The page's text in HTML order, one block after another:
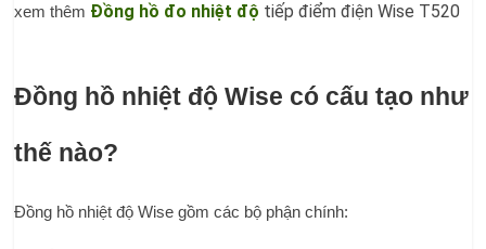
xem thêm Đồng hồ đo nhiệt độ tiếp điểm điện Wise T520
Đồng hồ nhiệt độ Wise có cấu tạo như
thế nào?
Đồng hồ nhiệt độ Wise gồm các bộ phận chính: